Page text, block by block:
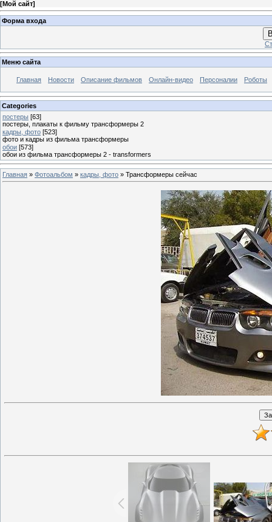
[Мой сайт]
Форма входа
Меню сайта
Главная Новости Описание фильмов Онлайн-видео Персоналии Роботы
Categories
постеры [63]
постеры, плакаты к фильму трансформеры 2
кадры, фото [523]
фото и кадры из фильма трансформеры
обои [573]
обои из фильма трансформеры 2 - transformers
Главная » Фотоальбом » кадры, фото » Трансформеры сейчас